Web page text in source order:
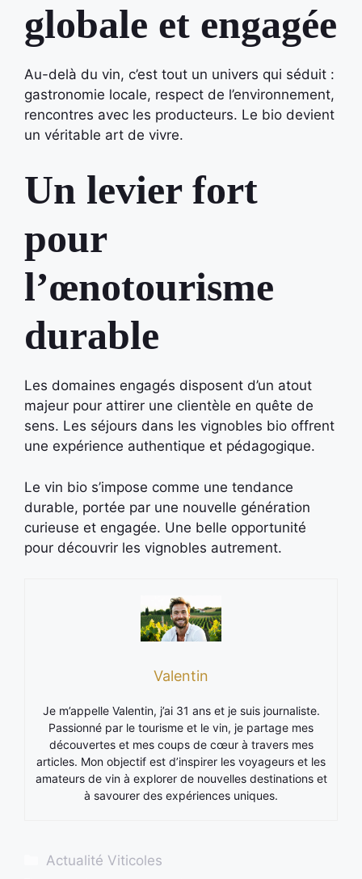
globale et engagée
Au-delà du vin, c’est tout un univers qui séduit :
gastronomie locale, respect de l’environnement,
rencontres avec les producteurs. Le bio devient
un véritable art de vivre.
Un levier fort
pour
l’œnotourisme
durable
Les domaines engagés disposent d’un atout
majeur pour attirer une clientèle en quête de
sens. Les séjours dans les vignobles bio offrent
une expérience authentique et pédagogique.
Le vin bio s’impose comme une tendance
durable, portée par une nouvelle génération
curieuse et engagée. Une belle opportunité
pour découvrir les vignobles autrement.
Valentin
Je m’appelle Valentin, j’ai 31 ans et je suis journaliste.
Passionné par le tourisme et le vin, je partage mes
découvertes et mes coups de cœur à travers mes
articles. Mon objectif est d’inspirer les voyageurs et les
amateurs de vin à explorer de nouvelles destinations et
à savourer des expériences uniques.
Catégories
Actualité Viticoles